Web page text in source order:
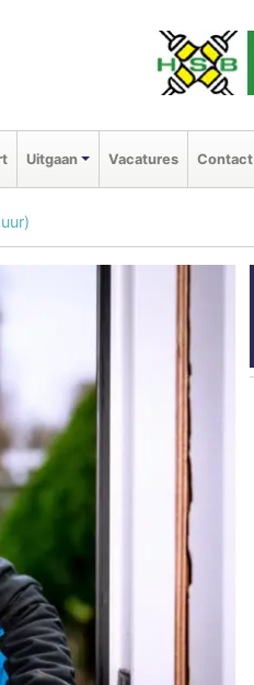
Uitgaan Vacatures Contact